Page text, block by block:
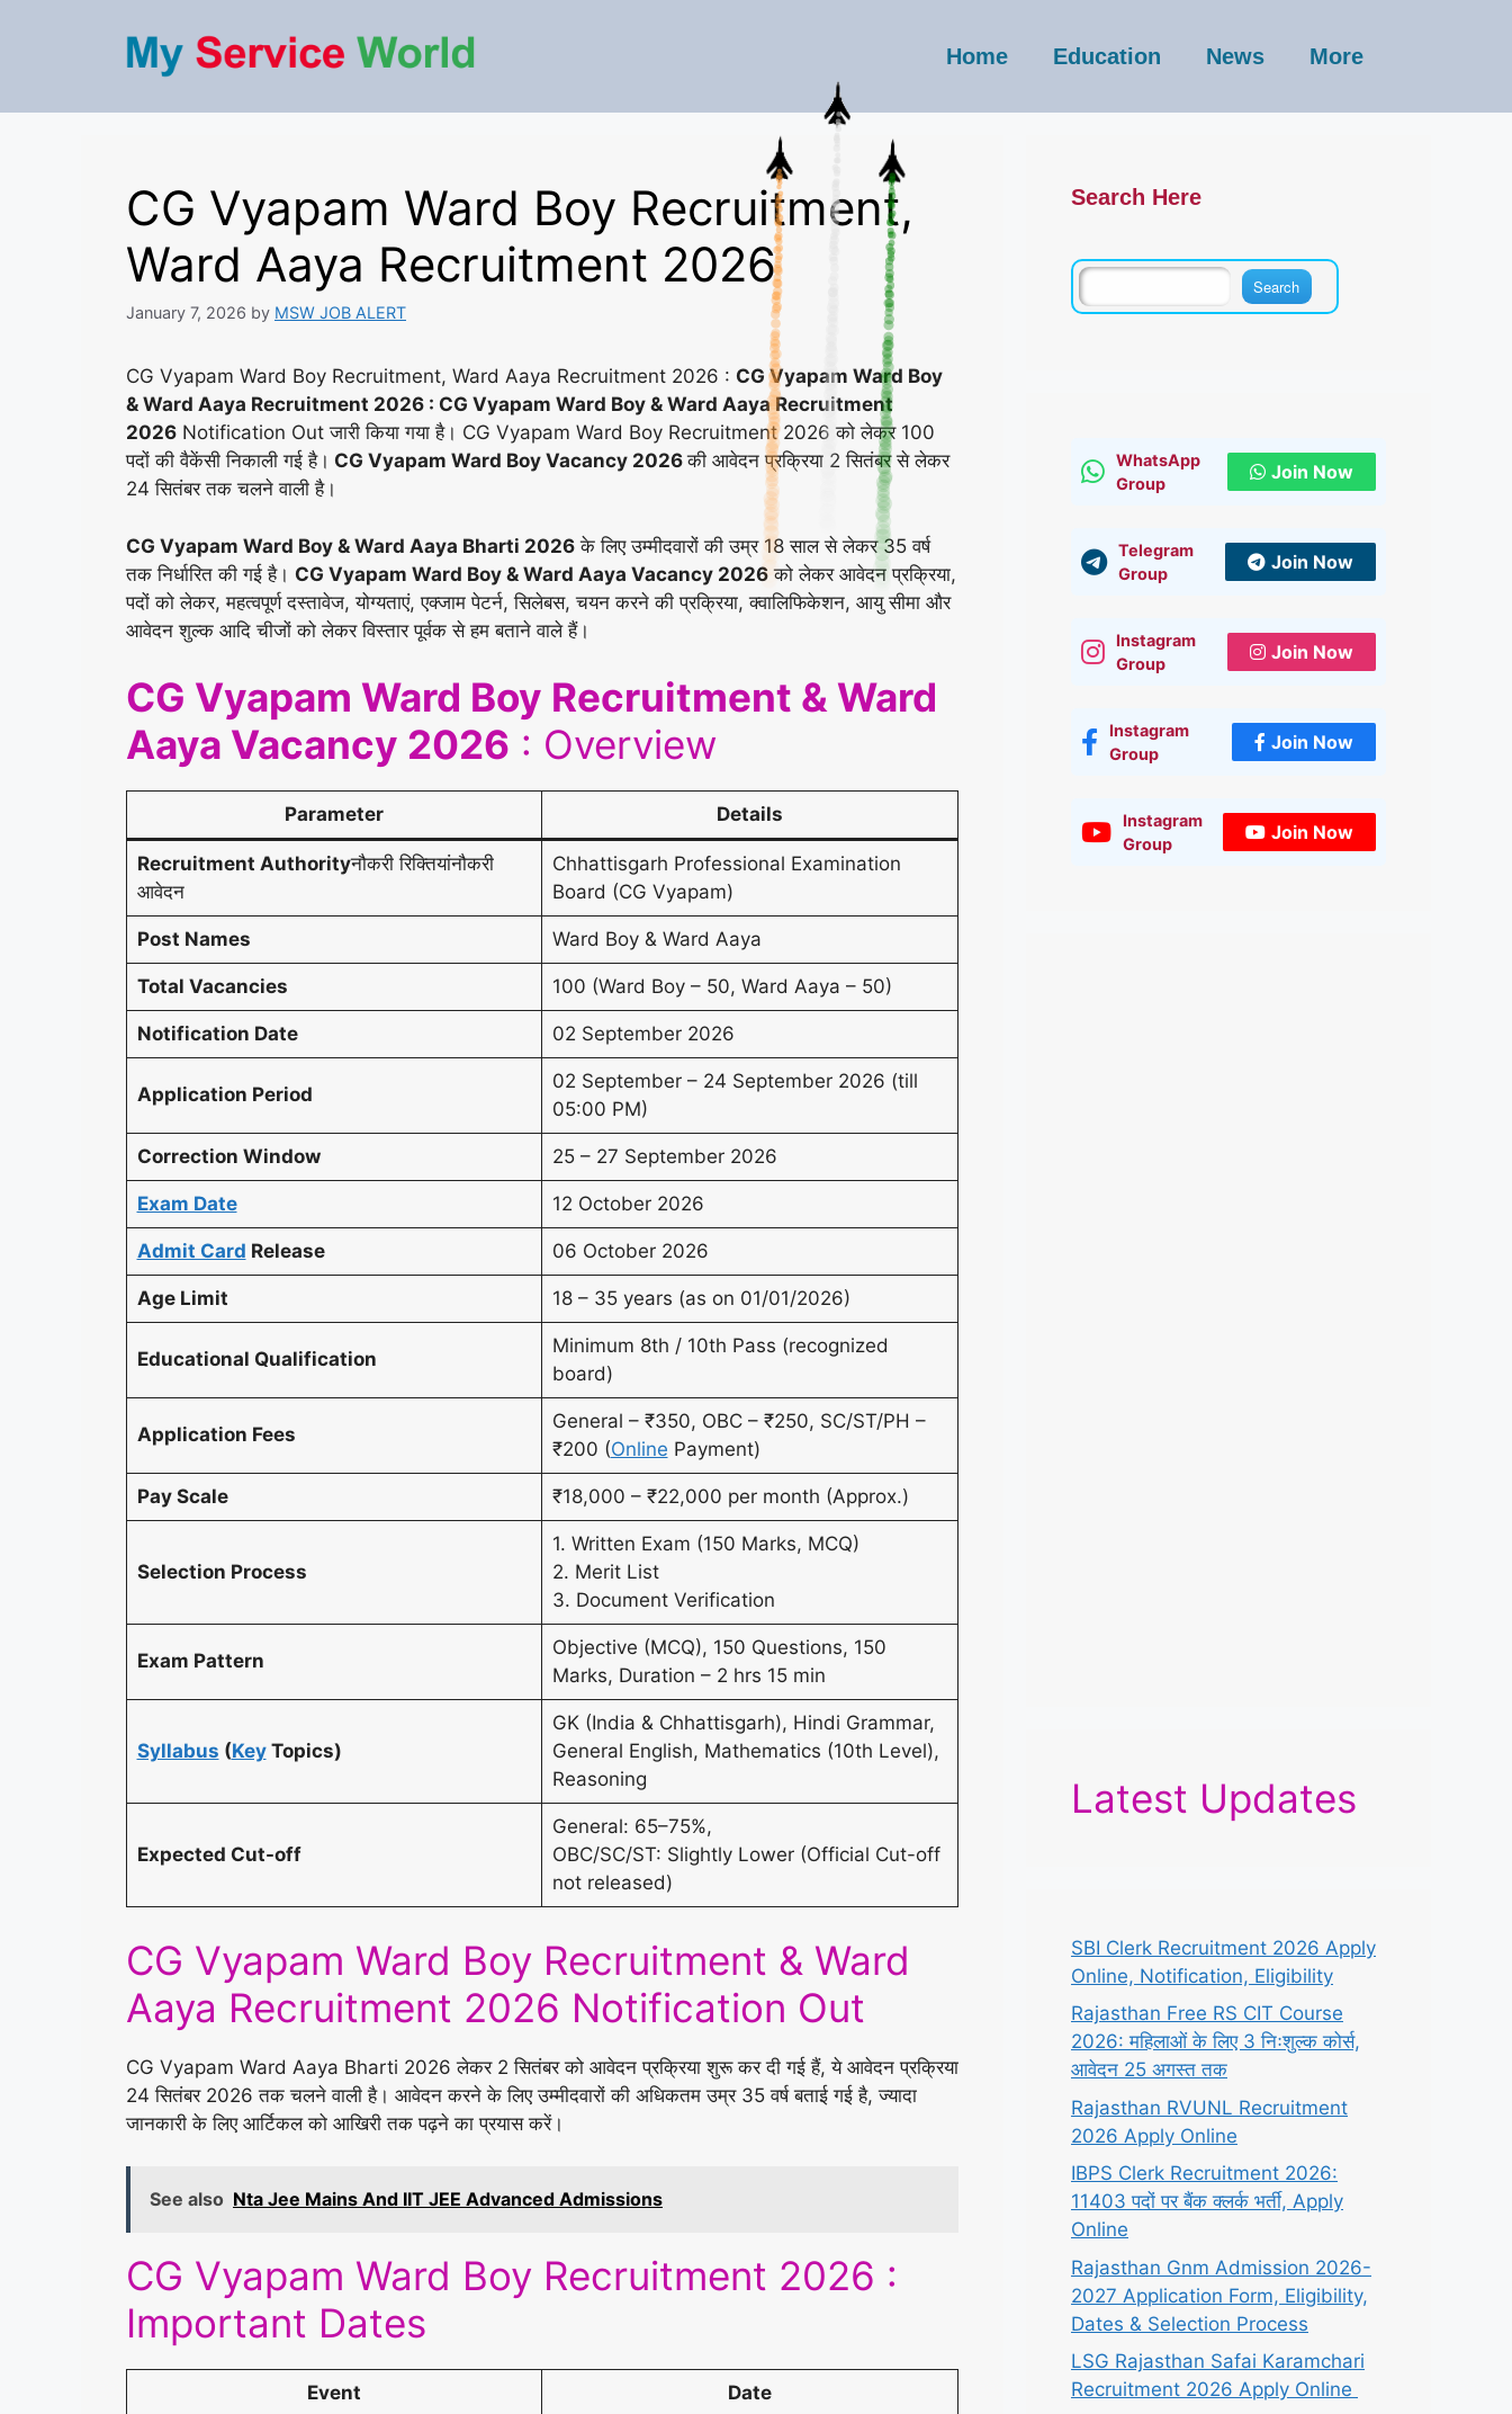
Home Education News More
CG Vyapam Ward Boy Recruitment,
Ward Aaya Recruitment 2026
January 7, 2026 by MSW JOB ALERT
CG Vyapam Ward Boy Recruitment, Ward Aaya Recruitment 2026 : CG Vyapam Ward Boy
& Ward Aaya Recruitment 2026 : CG Vyapam Ward Boy & Ward Aaya Recruitment
2026 Notification Out जारी किया गया है। CG Vyapam Ward Boy Recruitment 2026 को लेकर 100
पदों की वैकेंसी निकाली गई है। CG Vyapam Ward Boy Vacancy 2026की आवेदन प्रक्रिया 2 सितंबर से लेकर
24 सितंबर तक चलने वाली है।
CG Vyapam Ward Boy & Ward Aaya Bharti 2026 के लिए उम्मीदवारों की उम्र 18 साल से लेकर 35 वर्ष
तक निर्धारित की गई है। CG Vyapam Ward Boy & Ward Aaya Vacancy 2026 को लेकर आवेदन प्रक्रिया,
पदों को लेकर, महत्वपूर्ण दस्तावेज, योग्यताएं, एक्जाम पेटर्न, सिलेबस, चयन करने की प्रक्रिया, क्वालिफिकेशन, आयु सीमा और
आवेदन शुल्क आदि चीजों को लेकर विस्तार पूर्वक से हम बताने वाले हैं।
CG Vyapam Ward Boy Recruitment & Ward
Aaya Vacancy 2026 : Overview
Parameter Details
Recruitment Authorityनौकरी रिक्तियांनौकरी
आवेदन
Chhattisgarh Professional Examination
Board (CG Vyapam)
Post Names Ward Boy & Ward Aaya
Total Vacancies 100 (Ward Boy – 50, Ward Aaya – 50)
Notification Date 02 September 2026
Application Period
02 September – 24 September 2026 (till
05:00 PM)
Correction Window 25 – 27 September 2026
Exam Date 12 October 2026
Admit Card Release 06 October 2026
Age Limit 18 – 35 years (as on 01/01/2026)
Educational Qualification
Minimum 8th / 10th Pass (recognized
board)
Application Fees
General – ₹350, OBC – ₹250, SC/ST/PH –
₹200 (Online Payment)
Pay Scale ₹18,000 – ₹22,000 per month (Approx.)
Selection Process
1. Written Exam (150 Marks, MCQ)
2. Merit List
3. Document Verification
Exam Pattern
Objective (MCQ), 150 Questions, 150
Marks, Duration – 2 hrs 15 min
Syllabus (KeyTopics)
GK (India & Chhattisgarh), Hindi Grammar,
General English, Mathematics (10th Level),
Reasoning
Expected Cut-off
General: 65–75%,
OBC/SC/ST: Slightly Lower (Official Cut-off
not released)
CG Vyapam Ward Boy Recruitment & Ward
Aaya Recruitment 2026 Notification Out
CG Vyapam Ward Aaya Bharti 2026 लेकर 2 सितंबर को आवेदन प्रक्रिया शुरू कर दी गई हैं, ये आवेदन प्रक्रिया
24 सितंबर 2026 तक चलने वाली है। आवेदन करने के लिए उम्मीदवारों की अधिकतम उम्र 35 वर्ष बताई गई है, ज्यादा
जानकारी के लिए आर्टिकल को आखिरी तक पढ़ने का प्रयास करें।
See also Nta Jee Mains And IIT JEE Advanced Admissions
CG Vyapam Ward Boy Recruitment 2026 :
Important Dates
Event Date
Search Here
WhatsApp
Group
Join Now
Telegram
Group
Join Now
Instagram
Group
Join Now
Instagram
Group
Join Now
Instagram
Group
Join Now
Latest Updates
SBI Clerk Recruitment 2026 Apply
Online, Notification, Eligibility
Rajasthan Free RS CIT Course
2026: महिलाओं के लिए 3 निःशुल्क कोर्स,
आवेदन 25 अगस्त तक
Rajasthan RVUNL Recruitment
2026 Apply Online
IBPS Clerk Recruitment 2026:
11403 पदों पर बैंक क्लर्क भर्ती, Apply
Online
Rajasthan Gnm Admission 2026-
2027 Application Form, Eligibility,
Dates & Selection Process
LSG Rajasthan Safai Karamchari
Recruitment 2026 Apply Online